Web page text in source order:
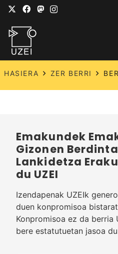
HASIERA ZER BERRI
Emakundek
Gizonen
Lankidetza
du UZEI
Izendapenak UZEIk
duen konpromisoa
Konpromisoa ez da berria
bere estatutuetan jasoa